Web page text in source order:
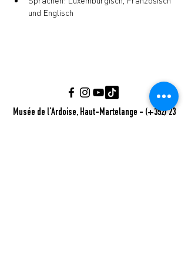
und Englisch
Musée de l’Ardoise, Haut-Martelange - (+352) 23